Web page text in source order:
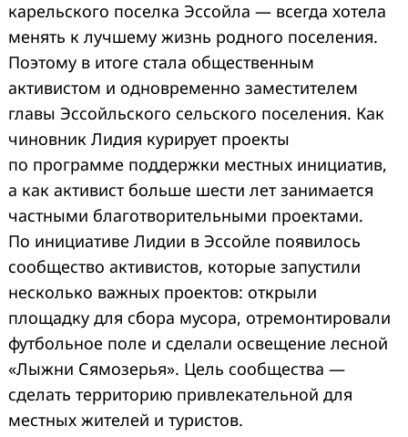
карельского поселка Эссойла — всегда хотела
менять к лучшему жизнь родного поселения.
Поэтому в итоге стала общественным
активистом и одновременно заместителем
главы Эссойльского сельского поселения. Как
чиновник Лидия курирует проекты
по программе поддержки местных инициатив,
а как активист больше шести лет занимается
частными благотворительными проектами.
По инициативе Лидии в Эссойле появилось
сообщество активистов, которые запустили
несколько важных проектов: открыли
площадку для сбора мусора, отремонтировали
футбольное поле и сделали освещение лесной
«Лыжни Сямозерья». Цель сообщества —
сделать территорию привлекательной для
местных жителей и туристов.